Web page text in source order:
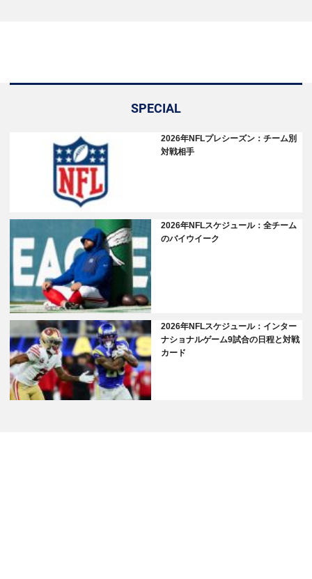
SPECIAL
2026年NFLプレシーズン：チーム別
対戦相手
2026年NFLスケジュール：全チーム
のバイウイーク
2026年NFLスケジュール：インター
ナショナルゲーム9試合の日程と対戦
カード